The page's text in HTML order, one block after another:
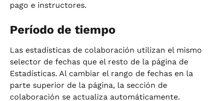
pago e instructores.
Período de tiempo
Las estadísticas de colaboración utilizan el mismo
selector de fechas que el resto de la página de
Estadísticas. Al cambiar el rango de fechas en la
parte superior de la página, la sección de
colaboración se actualiza automáticamente.